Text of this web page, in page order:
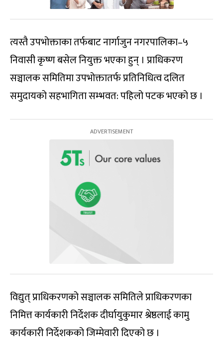
त्यस्तै उपभोक्ताका तर्फबाट नार्गाजुन नगरपालिका–५
निवासी कृष्ण बसेल नियुक्त भएका हुन् । प्राधिकरण
सञ्चालक समितिमा उपभोक्तातर्फ प्रतिनिधित्व दलित
समुदायको सहभागिता सम्भवत: पहिलो पटक भएको छ ।
विद्युत् प्राधिकरणको सञ्चालक समितिले प्राधिकरणका
निमित्त कार्यकारी निर्देशक दीर्घायुकुमार श्रेष्ठलाई कामु
कार्यकारी निर्देशकको जिम्मेवारी दिएको छ ।